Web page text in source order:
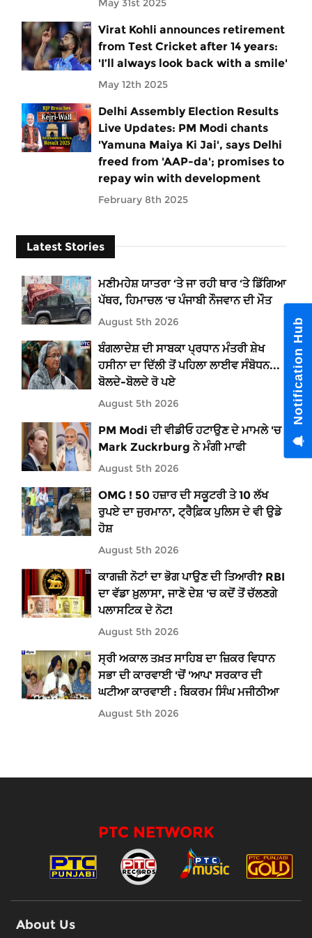
May 31st 2025
Virat Kohli announces retirement
from Test Cricket after 14 years:
'I’ll always look back with a smile'
May 12th 2025
Delhi Assembly Election Results
Live Updates: PM Modi chants
'Yamuna Maiya Ki Jai', says Delhi
freed from 'AAP-da'; promises to
repay win with development
February 8th 2025
Latest Stories
ਮਣੀਮਹੇਸ਼ ਯਾਤਰਾ ‘ਤੇ ਜਾ ਰਹੀ ਥਾਰ ‘ਤੇ ਡਿੱਗਿਆ
ਪੱਥਰ, ਹਿਮਾਚਲ ‘ਚ ਪੰਜਾਬੀ ਨੌਜਵਾਨ ਦੀ ਮੌਤ
August 5th 2026
ਬੰਗਲਾਦੇਸ਼ ਦੀ ਸਾਬਕਾ ਪ੍ਰਧਾਨ ਮੰਤਰੀ ਸ਼ੇਖ
ਹਸੀਨਾ ਦਾ ਦਿੱਲੀ ਤੋਂ ਪਹਿਲਾ ਲਾਈਵ ਸੰਬੋਧਨ...
ਬੋਲਦੇ-ਬੋਲਦੇ ਰੋ ਪਏ
August 5th 2026
PM Modi ਦੀ ਵੀਡੀਓ ਹਟਾਉਣ ਦੇ ਮਾਮਲੇ 'ਚ
Mark Zuckrburg ਨੇ ਮੰਗੀ ਮਾਫੀ
August 5th 2026
OMG ! 50 ਹਜ਼ਾਰ ਦੀ ਸਕੂਟਰੀ ਤੇ 10 ਲੱਖ
ਰੁਪਏ ਦਾ ਜੁਰਮਾਨਾ, ਟ੍ਰੈਫ਼ਿ਼ਕ ਪੁਲਿਸ ਦੇ ਵੀ ਉਡੇ
ਹੋਸ਼
August 5th 2026
ਕਾਗਜ਼ੀ ਨੋਟਾਂ ਦਾ ਭੋਗ ਪਾਉਣ ਦੀ ਤਿਆਰੀ? RBI
ਦਾ ਵੱਡਾ ਖ਼ੁਲਾਸਾ, ਜਾਣੋ ਦੇਸ਼ 'ਚ ਕਦੋਂ ਤੋਂ ਚੱਲਣਗੇ
ਪਲਾਸਟਿਕ ਦੇ ਨੋਟ!
August 5th 2026
ਸ੍ਰੀ ਅਕਾਲ ਤਖ਼ਤ ਸਾਹਿਬ ਦਾ ਜ਼ਿਕਰ ਵਿਧਾਨ
ਸਭਾ ਦੀ ਕਾਰਵਾਈ 'ਚੋਂ 'ਆਪ' ਸਰਕਾਰ ਦੀ
ਘਟੀਆ ਕਾਰਵਾਈ : ਬਿਕਰਮ ਸਿੰਘ ਮਜੀਠੀਆ
August 5th 2026
PTC NETWORK
About Us
Notification Hub